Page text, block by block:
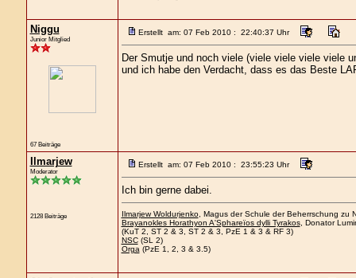
Niggu
Junior Mitglied
67 Beiträge
Erstellt am: 07 Feb 2010 : 22:40:37 Uhr
Der Smutje und noch viele (viele viele viele viele
und ich habe den Verdacht, dass es das Beste
Ilmarjew
Moderator
2128 Beiträge
Erstellt am: 07 Feb 2010 : 23:55:23 Uhr
Ich bin gerne dabei.
Ilmarjew Woldurjenko, Magus der Schule der Beherrschung zu
Brayanokles Horathyon A'Sphareïos dylli Tyrakos, Donator
(KuT 2, ST 2 & 3, ST 2 & 3, PzE 1 & 3 & RF 3)
NSC(SL 2)
Orga (PzE 1, 2, 3 & 3.5)